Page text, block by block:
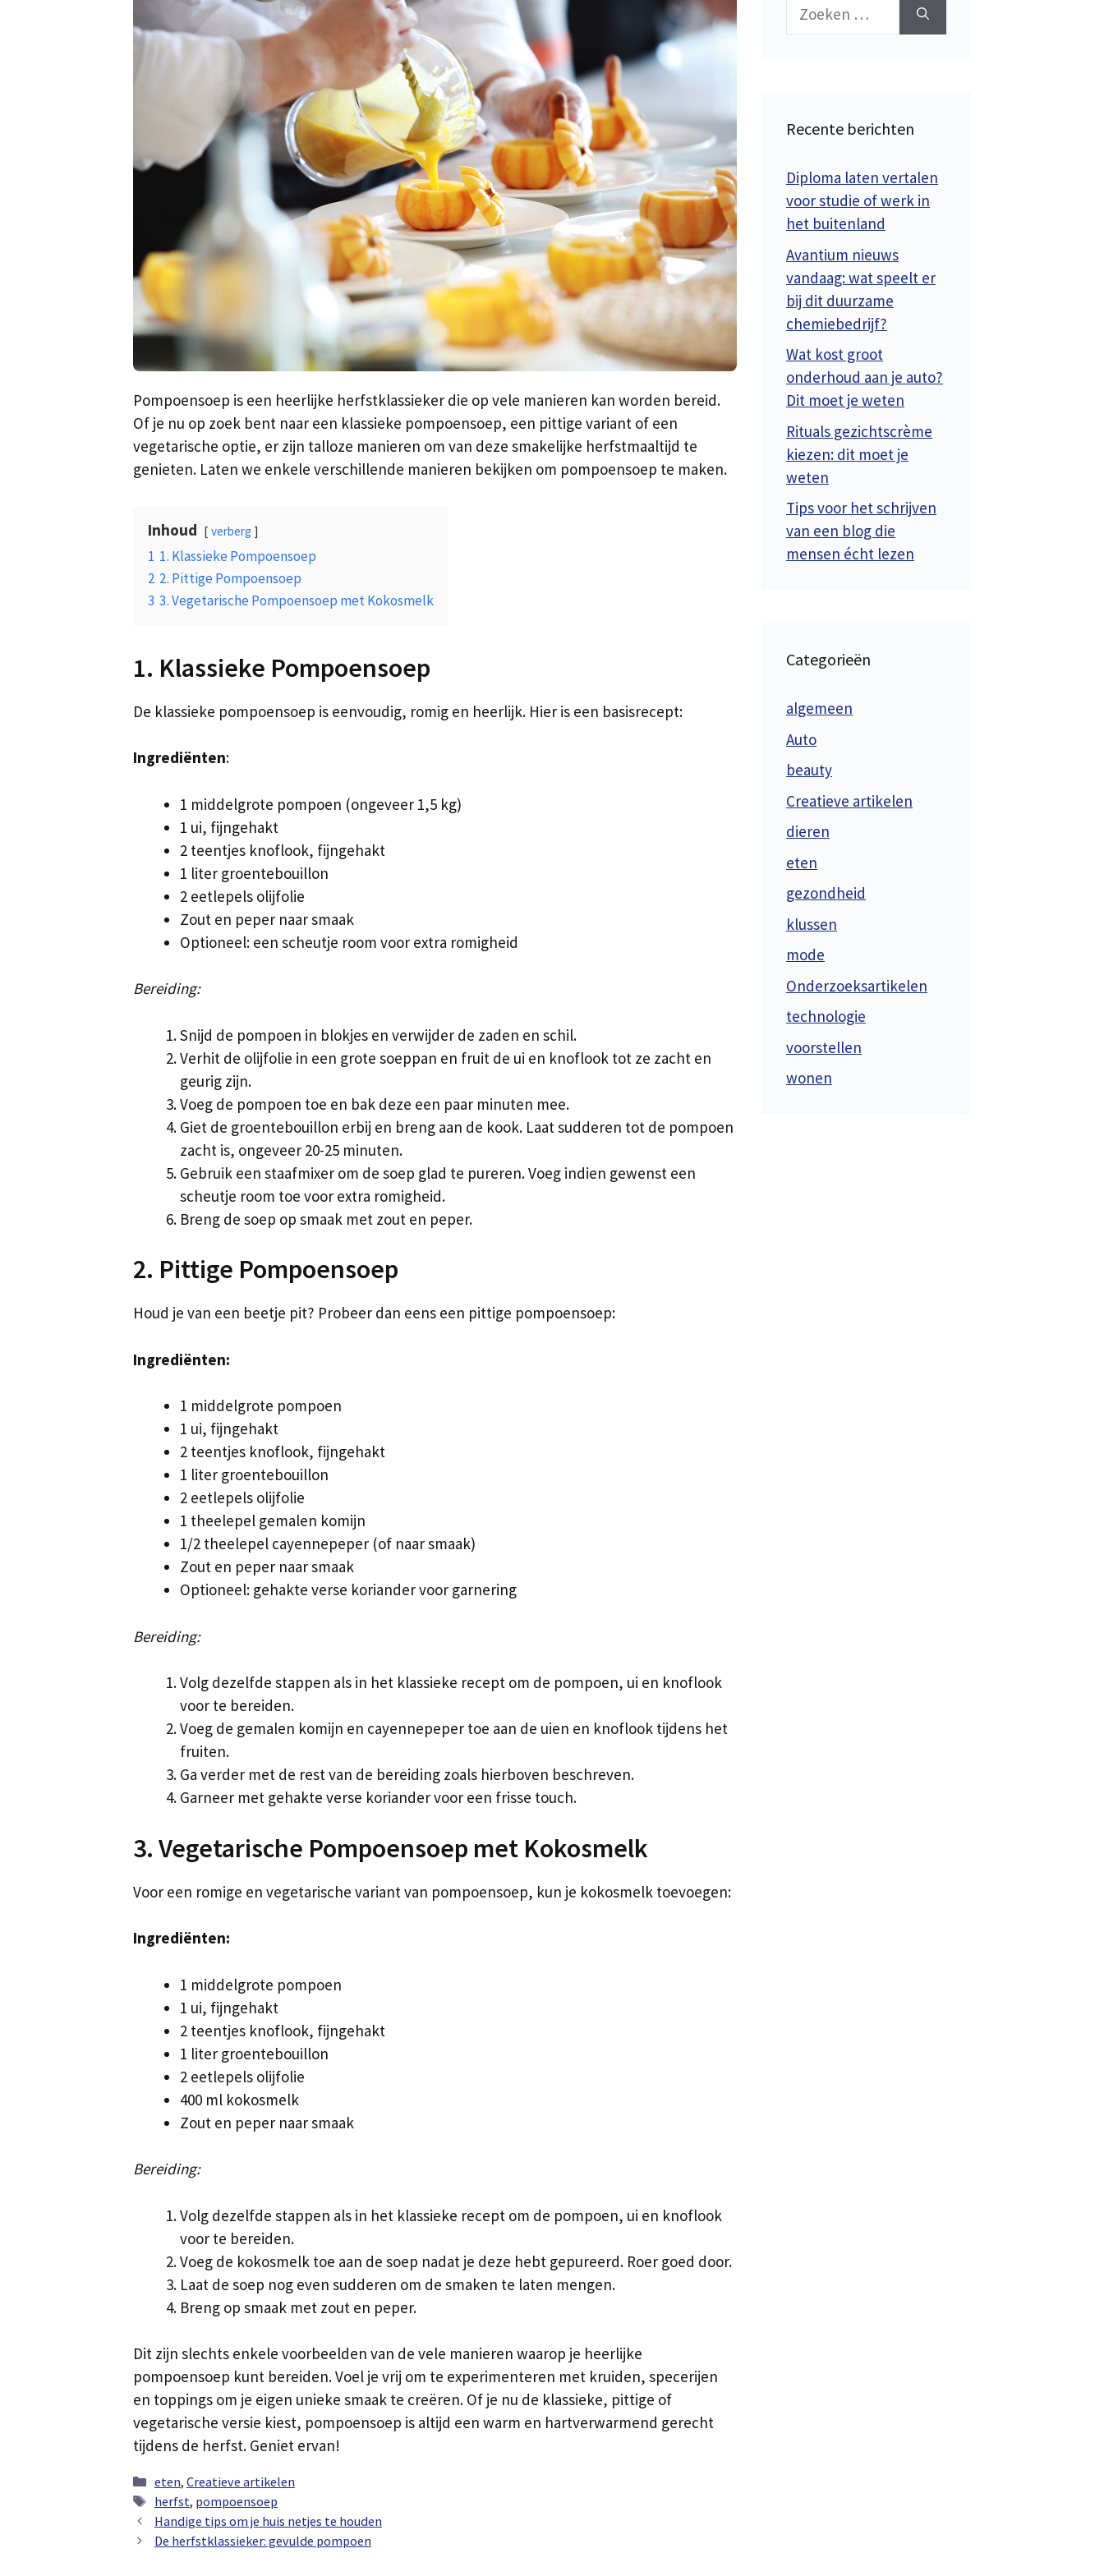
Pompoensoep is een heerlijke herfstklassieker die op vele manieren kan worden bereid.
Of je nu op zoek bent naar een klassieke pompoensoep, een pittige variant of een
vegetarische optie, er zijn talloze manieren om van deze smakelijke herfstmaaltijd te
genieten. Laten we enkele verschillende manieren bekijken om pompoensoep te maken.
Inhoud verberg
1 1. Klassieke Pompoensoep
2 2. Pittige Pompoensoep
3 3. Vegetarische Pompoensoep met Kokosmelk
1. Klassieke Pompoensoep
De klassieke pompoensoep is eenvoudig, romig en heerlijk. Hier is een basisrecept:
Ingrediënten:
1 middelgrote pompoen (ongeveer 1,5 kg)
1 ui, fijngehakt
2 teentjes knoflook, fijngehakt
1 liter groentebouillon
2 eetlepels olijfolie
Zout en peper naar smaak
Optioneel: een scheutje room voor extra romigheid
Bereiding:
Snijd de pompoen in blokjes en verwijder de zaden en schil.
Verhit de olijfolie in een grote soeppan en fruit de ui en knoflook tot ze zacht en
geurig zijn.
Voeg de pompoen toe en bak deze een paar minuten mee.
Giet de groentebouillon erbij en breng aan de kook. Laat sudderen tot de pompoen
zacht is, ongeveer 20-25 minuten.
Gebruik een staafmixer om de soep glad te pureren. Voeg indien gewenst een
scheutje room toe voor extra romigheid.
Breng de soep op smaak met zout en peper.
2. Pittige Pompoensoep
Houd je van een beetje pit? Probeer dan eens een pittige pompoensoep:
Ingrediënten:
1 middelgrote pompoen
1 ui, fijngehakt
2 teentjes knoflook, fijngehakt
1 liter groentebouillon
2 eetlepels olijfolie
1 theelepel gemalen komijn
1/2 theelepel cayennepeper (of naar smaak)
Zout en peper naar smaak
Optioneel: gehakte verse koriander voor garnering
Bereiding:
Volg dezelfde stappen als in het klassieke recept om de pompoen, ui en knoflook
voor te bereiden.
Voeg de gemalen komijn en cayennepeper toe aan de uien en knoflook tijdens het
fruiten.
Ga verder met de rest van de bereiding zoals hierboven beschreven.
Garneer met gehakte verse koriander voor een frisse touch.
3. Vegetarische Pompoensoep met Kokosmelk
Voor een romige en vegetarische variant van pompoensoep, kun je kokosmelk toevoegen:
Ingrediënten:
1 middelgrote pompoen
1 ui, fijngehakt
2 teentjes knoflook, fijngehakt
1 liter groentebouillon
2 eetlepels olijfolie
400 ml kokosmelk
Zout en peper naar smaak
Bereiding:
Volg dezelfde stappen als in het klassieke recept om de pompoen, ui en knoflook
voor te bereiden.
Voeg de kokosmelk toe aan de soep nadat je deze hebt gepureerd. Roer goed door.
Laat de soep nog even sudderen om de smaken te laten mengen.
Breng op smaak met zout en peper.
Dit zijn slechts enkele voorbeelden van de vele manieren waarop je heerlijke
pompoensoep kunt bereiden. Voel je vrij om te experimenteren met kruiden, specerijen
en toppings om je eigen unieke smaak te creëren. Of je nu de klassieke, pittige of
vegetarische versie kiest, pompoensoep is altijd een warm en hartverwarmend gerecht
tijdens de herfst. Geniet ervan!
Categorieën
eten, Creatieve artikelen
Tags
herfst, pompoensoep
Handige tips om je huis netjes te houden
De herfstklassieker: gevulde pompoen
Zoek
Recente berichten
Diploma laten vertalen
voor studie of werk in
het buitenland
Avantium nieuws
vandaag: wat speelt er
bij dit duurzame
chemiebedrijf?
Wat kost groot
onderhoud aan je auto?
Dit moet je weten
Rituals gezichtscrème
kiezen: dit moet je
weten
Tips voor het schrijven
van een blog die
mensen écht lezen
Categorieën
algemeen
Auto
beauty
Creatieve artikelen
dieren
eten
gezondheid
klussen
mode
Onderzoeksartikelen
technologie
voorstellen
wonen